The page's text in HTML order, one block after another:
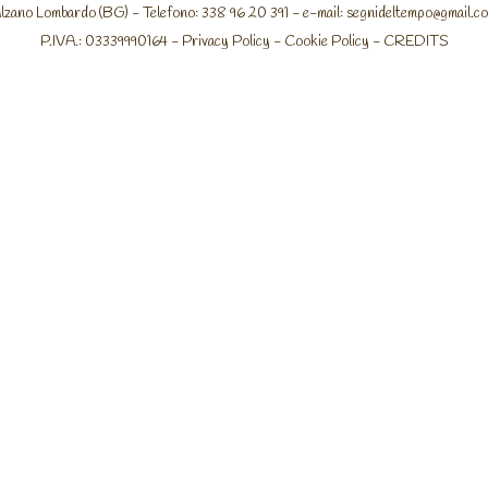
Lombardo (BG) - Telefono: 338 96 20 391 - e-mail:
P.IVA.: 03339990164 - Privacy Policy - Cookie Policy - CREDITS